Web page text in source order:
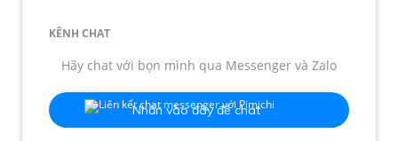
KÊNH CHAT
Hãy chat với bọn mình qua Messenger và Zalo
Nhấn vào đây để chat